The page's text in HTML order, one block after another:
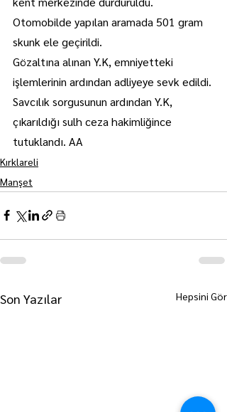
Otomobilde yapılan aramada 501 gram
skunk ele geçirildi.
Gözaltına alınan Y.K, emniyetteki
işlemlerinin ardından adliyeye sevk edildi.
Savcılık sorgusunun ardından Y.K,
çıkarıldığı sulh ceza hakimliğince
tutuklandı. AA
Kırklareli
Manşet
Son Yazılar Hepsini Gör